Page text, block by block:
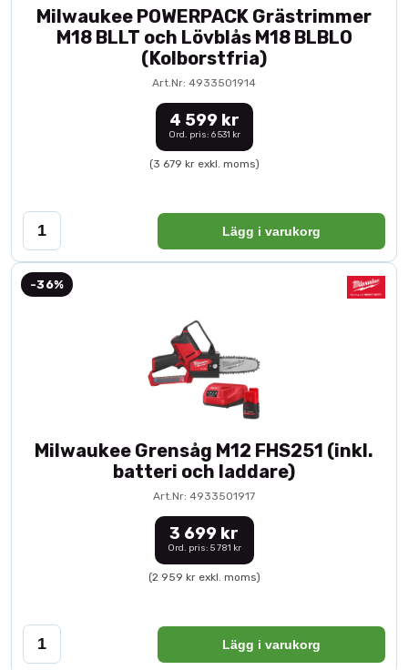
Milwaukee POWERPACK Grästrimmer
M18 BLLT och Lövblås M18 BLBLO
(Kolborstfria)
Art.Nr: 4933501914
4 599 kr
Ord. pris: 6 531 kr
(3 679 kr exkl. moms)
Lägg i varukorg
-36%
Milwaukee Grensåg M12 FHS251 (inkl.
batteri och laddare)
Art.Nr: 4933501917
3 699 kr
Ord. pris: 5 781 kr
(2 959 kr exkl. moms)
Lägg i varukorg